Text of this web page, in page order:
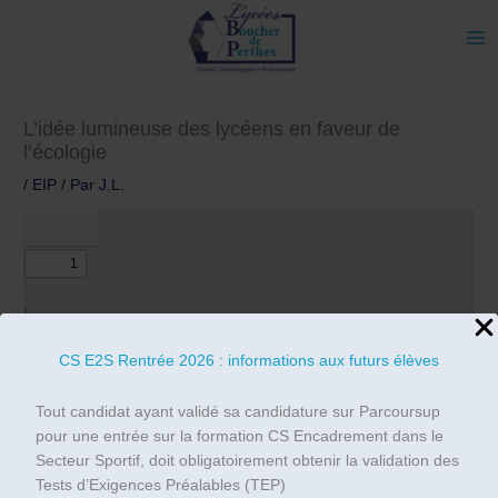
CS E2S Rentrée 2026 : informations aux futurs élèves
Tout candidat ayant validé sa candidature sur Parcoursup
pour une entrée sur la formation CS Encadrement dans le
Secteur Sportif, doit obligatoirement obtenir la validation des
Tests d’Exigences Préalables (TEP)
L’idée lumineuse des lycéens en faveur de
l’écologie
/ EIP / ParJ.L.